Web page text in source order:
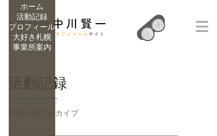
M
L
ホーム
活動記録
プロフィール
大好き札幌
事業所案内
活動記録
活動記録アーカイブ